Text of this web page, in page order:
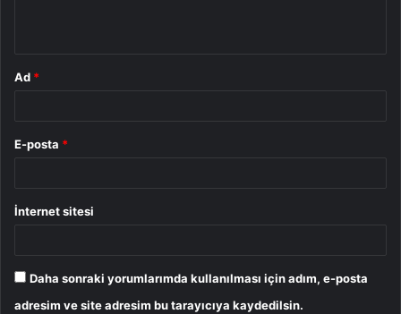
Ad *
E-posta *
İnternet sitesi
Daha sonraki yorumlarımda kullanılması için adım, e-posta
adresim ve site adresim bu tarayıcıya kaydedilsin.